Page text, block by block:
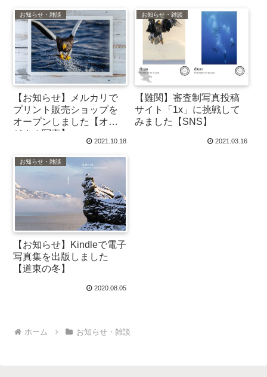
お知らせ・雑談
【お知らせ】メルカリで
プリント販売ショップを
オープンしました【オリ
ジナル写真】
2021.10.18
お知らせ・雑談
【難関】審査制写真投稿
サイト「1x」に挑戦して
みました【SNS】
2021.03.16
お知らせ・雑談
【お知らせ】Kindleで電子
写真集を出版しました
【道東の冬】
2020.08.05
ホーム お知らせ・雑談